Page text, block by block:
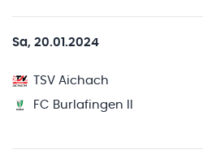
Sa, 20.01.2024
TSV Aichach
FC Burlafingen II